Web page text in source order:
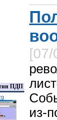
ПДП
[07/
из-